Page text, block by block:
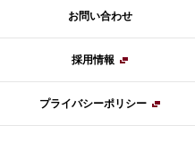
お問い合わせ
採用情報
プライバシーポリシー